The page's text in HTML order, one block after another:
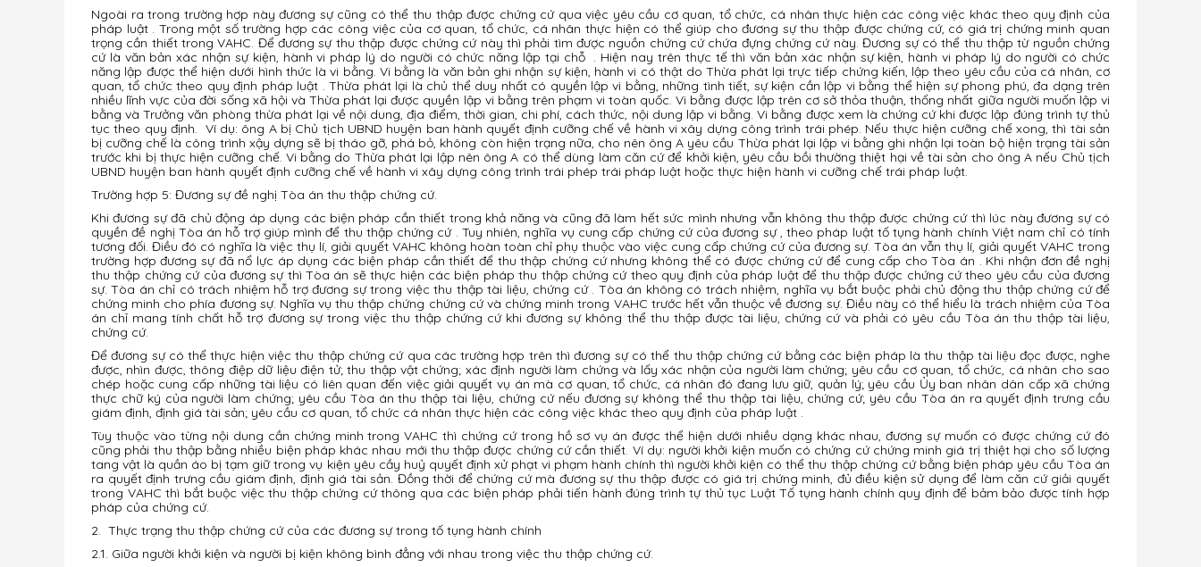
Ngoài ra trong trường hợp này đương sự cũng có thể thu thập được chứng cứ qua việc yêu cầu cơ quan, tổ chức, cá nhân thực hiện các công việc khác theo quy định của
pháp luật . Trong một số trường hợp các công việc của cơ quan, tổ chức, cá nhân thực hiện có thể giúp cho đương sự thu thập được chứng cứ, có giá trị chứng minh quan
trọng cần thiết trong VAHC. Để đương sự thu thập được chứng cứ này thì phải tìm được nguồn chứng cứ chứa đựng chứng cứ này. Đương sự có thể thu thập từ nguồn chứng
cứ là văn bản xác nhận sự kiện, hành vi pháp lý do người có chức năng lập tại chỗ . Hiện nay trên thực tế thì văn bản xác nhận sự kiện, hành vi pháp lý do người có chức
năng lập được thể hiện dưới hình thức là vi bằng. Vi bằng là văn bản ghi nhận sự kiện, hành vi có thật do Thừa phát lại trực tiếp chứng kiến, lập theo yêu cầu của cá nhân, cơ
quan, tổ chức theo quy định pháp luật . Thừa phát lại là chủ thể duy nhất có quyền lập vi bằng, những tình tiết, sự kiện cần lập vi bằng thể hiện sự phong phú, đa dạng trên
nhiều lĩnh vực của đời sống xã hội và Thừa phát lại được quyền lập vi bằng trên phạm vi toàn quốc. Vi bằng được lập trên cơ sở thỏa thuận, thống nhất giữa người muốn lập vi
bằng và Trưởng văn phòng thừa phát lại về nội dung, địa điểm, thời gian, chi phí, cách thức, nội dung lập vi bằng. Vi bằng được xem là chứng cứ khi được lập đúng trình tự thủ
tục theo quy định. Ví dụ: ông A bị Chủ tịch UBND huyện ban hành quyết định cưỡng chế về hành vi xây dựng công trình trái phép. Nếu thực hiện cưỡng chế xong, thì tài sản
bị cưỡng chế là công trình xậy dựng sẽ bị tháo gỡ, phá bỏ, không còn hiện trạng nữa, cho nên ông A yêu cầu Thừa phát lại lập vi bằng ghi nhận lại toàn bộ hiện trạng tài sản
trước khi bị thực hiện cưỡng chế. Vi bằng do Thừa phát lại lập nên ông A có thể dùng làm căn cứ để khởi kiện, yêu cầu bồi thường thiệt hại về tài sản cho ông A nếu Chủ tịch
UBND huyện ban hành quyết định cưỡng chế về hành vi xây dựng công trình trái phép trái pháp luật hoặc thực hiện hành vi cưỡng chế trái pháp luật.
Trường hợp 5: Đương sự đề nghị Tòa án thu thập chứng cứ.
Khi đương sự đã chủ động áp dụng các biện pháp cần thiết trong khả năng và cũng đã làm hết sức mình nhưng vẫn không thu thập được chứng cứ thì lúc này đương sự có
quyền đề nghị Tòa án hỗ trợ giúp mình để thu thập chứng cứ . Tuy nhiên, nghĩa vụ cung cấp chứng cứ của đương sự , theo pháp luật tố tụng hành chính Việt nam chỉ có tính
tương đối. Điều đó có nghĩa là việc thụ lí, giải quyết VAHC không hoàn toàn chỉ phụ thuộc vào việc cung cấp chứng cứ của đương sự. Tòa án vẫn thụ lí, giải quyết VAHC trong
trường hợp đương sự đã nổ lực áp dụng các biện pháp cần thiết để thu thập chứng cứ nhưng không thể có được chứng cứ để cung cấp cho Tòa án . Khi nhận đơn đề nghị
thu thập chứng cứ của đương sự thì Tòa án sẽ thực hiện các biện pháp thu thập chứng cứ theo quy định của pháp luật để thu thập được chứng cứ theo yêu cầu của đương
sự. Tòa án chỉ có trách nhiệm hỗ trợ đương sự trong việc thu thập tài liệu, chứng cứ . Tòa án không có trách nhiệm, nghĩa vụ bắt buộc phải chủ động thu thập chứng cứ để
chứng minh cho phía đương sự. Nghĩa vụ thu thập chứng chứng cứ và chứng minh trong VAHC trước hết vẫn thuộc về đương sự. Điều này có thể hiểu là trách nhiệm của Tòa
án chỉ mang tính chất hỗ trợ đương sự trong việc thu thập chứng cứ khi đương sự không thể thu thập được tài liệu, chứng cứ và phải có yêu cầu Tòa án thu thập tài liệu,
chứng cứ.
Để đương sự có thể thực hiện việc thu thập chứng cứ qua các trường hợp trên thì đương sự có thể thu thập chứng cứ bằng các biện pháp là thu thập tài liệu đọc được, nghe
được, nhìn được, thông điệp dữ liệu điện tử; thu thập vật chứng; xác định người làm chứng và lấy xác nhận của người làm chứng; yêu cầu cơ quan, tổ chức, cá nhân cho sao
chép hoặc cung cấp những tài liệu có liên quan đến việc giải quyết vụ án mà cơ quan, tổ chức, cá nhân đó đang lưu giữ, quản lý; yêu cầu Ủy ban nhân dân cấp xã chứng
thực chữ ký của người làm chứng; yêu cầu Tòa án thu thập tài liệu, chứng cứ nếu đương sự không thể thu thập tài liệu, chứng cứ; yêu cầu Tòa án ra quyết định trưng cầu
giám định, định giá tài sản; yêu cầu cơ quan, tổ chức cá nhân thực hiện các công việc khác theo quy định của pháp luật .
Tùy thuộc vào từng nội dung cần chứng minh trong VAHC thì chứng cứ trong hồ sơ vụ án được thể hiện dưới nhiều dạng khác nhau, đương sự muốn có được chứng cứ đó
cũng phải thu thập bằng nhiều biện pháp khác nhau mới thu thập được chứng cứ cần thiết. Ví dụ: người khởi kiện muốn có chứng cứ chứng minh giá trị thiệt hại cho số lượng
tang vật là quần áo bị tạm giữ trong vụ kiện yêu cầy huỷ quyết định xử phạt vi phạm hành chính thì người khởi kiện có thể thu thập chứng cứ bằng biện pháp yêu cầu Tòa án
ra quyết định trưng cầu giám định, định giá tài sản. Đồng thời để chứng cứ mà đương sự thu thập được có giá trị chứng minh, đủ điều kiện sử dụng để làm căn cứ giải quyết
trong VAHC thì bắt buộc việc thu thập chứng cứ thông qua các biện pháp phải tiến hành đúng trình tự thủ tục Luật Tố tụng hành chính quy định để bảm bảo được tính hợp
pháp của chứng cứ.
2. Thực trạng thu thập chứng cứ của các đương sự trong tố tụng hành chính
2.1. Giữa người khởi kiện và người bị kiện không bình đẳng với nhau trong việc thu thập chứng cứ.